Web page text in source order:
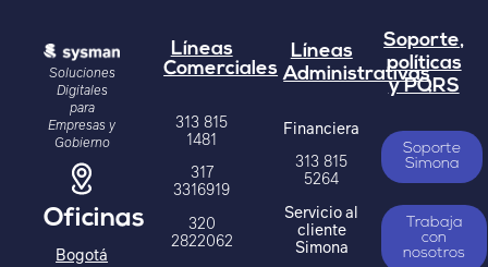
Soluciones
Digitales
para
Empresas y
Gobierno
Oficinas
Bogotá
Líneas
Comerciales
313 815
1481
317
3316919
320
2822062
Líneas
Administrativas
Financiera
313 815
5264
Servicio al
cliente
Simona
Soporte,
políticas
y PQRS
Soporte
Simona
Trabaja
con
nosotros